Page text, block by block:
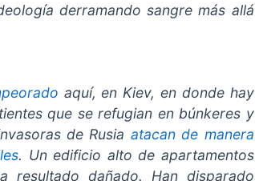
derramando sangre más allá
aquí, en Kiev, en donde hay
que se refugian en búnkeres y
de Rusia atacan de manera
. Un edificio alto de apartamentos
resultado dañado. Han disparado